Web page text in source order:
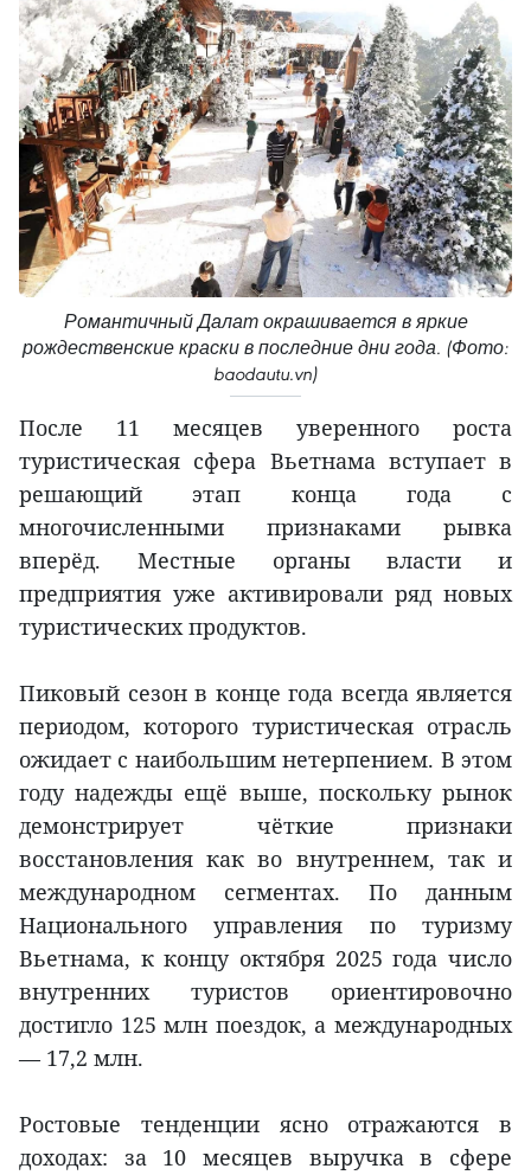
Романтичный Далат окрашивается в яркие
рождественские краски в последние дни года. (Фото:
baodautu.vn)
После 11 месяцев уверенного роста
туристическая сфера Вьетнама вступает в
решающий этап конца года с
многочисленными признаками рывка
вперёд. Местные органы власти и
предприятия уже активировали ряд новых
туристических продуктов.
Пиковый сезон в конце года всегда является
периодом, которого туристическая отрасль
ожидает с наибольшим нетерпением. В этом
году надежды ещё выше, поскольку рынок
демонстрирует чёткие признаки
восстановления как во внутреннем, так и
международном сегментах. По данным
Национального управления по туризму
Вьетнама, к концу октября 2025 года число
внутренних туристов ориентировочно
достигло 125 млн поездок, а международных
— 17,2 млн.
Ростовые тенденции ясно отражаются в
доходах: за 10 месяцев выручка в сфере